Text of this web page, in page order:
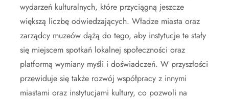
wydarzeń kulturalnych, które przyciągną jeszcze
większą liczbę odwiedzających. Władze miasta oraz
zarządcy muzeów dążą do tego, aby instytucje te stały
się miejscem spotkań lokalnej społeczności oraz
platformą wymiany myśli i doświadczeń. W przyszłości
przewiduje się także rozwój współpracy z innymi
miastami oraz instytucjami kultury, co pozwoli na